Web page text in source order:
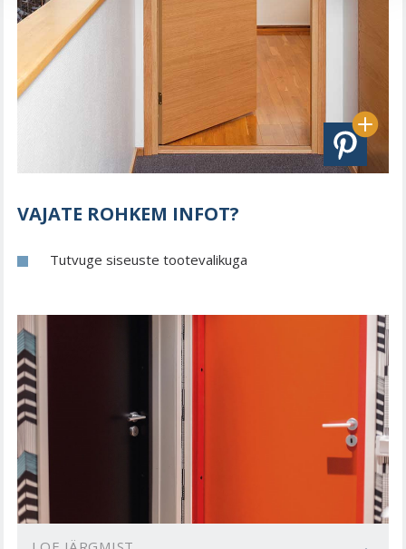
VAJATE ROHKEM INFOT?
Tutvuge siseuste tootevalikuga